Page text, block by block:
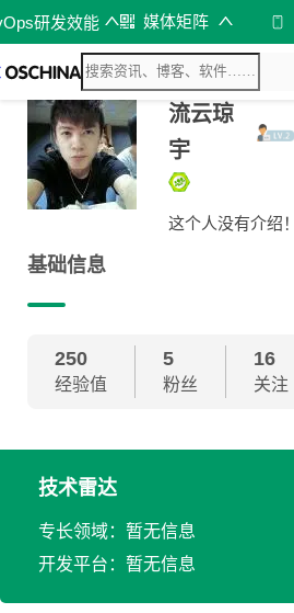
研发效能 媒体矩阵
流云琼
宇
这个人没有介绍！
基础信息
250
经验值
5
粉丝
16
关注
技术雷达
专长领域：暂无信息
开发平台：暂无信息